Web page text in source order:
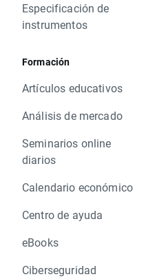
Especificación de
instrumentos
Formación
Artículos educativos
Análisis de mercado
Seminarios online
diarios
Calendario económico
Centro de ayuda
eBooks
Ciberseguridad